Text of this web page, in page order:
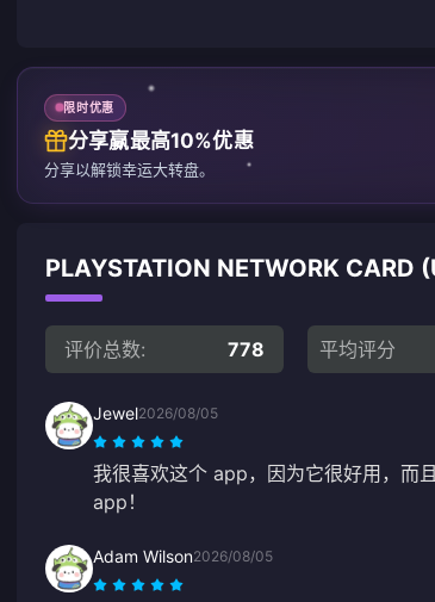
限时优惠
分享赢最高10%优惠
分享以解锁幸运大转盘。
PLAYSTATION NETWORK CARD
评价总数: 778 平均评分
Jewel2026/08/05
我很喜欢这个 app，因为它很好用，而
app！
Adam Wilson2026/08/05